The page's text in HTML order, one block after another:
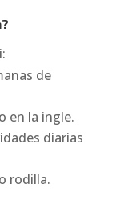
de
en la ingle.
diarias
rodilla.